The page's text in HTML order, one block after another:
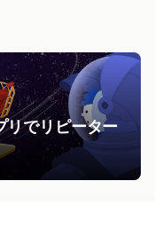
リでリピーター